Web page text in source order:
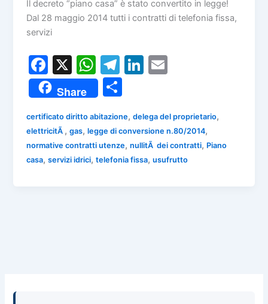
Il decreto “piano casa” è stato convertito in legge!
Dal 28 maggio 2014 tutti i contratti di telefonia fissa,
servizi
F
a
c
e
b
o
X
W
h
at
s
A
p
T
el
e
gr
a
m
Li
e
dI
n
l
Share
n
di
vi
certificato diritto abitazione,delega del proprietario,
elettricitÃ ,gas,legge di conversione n.80/2014,
normative contratti utenze,nullitÃ dei contratti, Piano
casa,servizi idrici,telefonia fissa,usufrutto